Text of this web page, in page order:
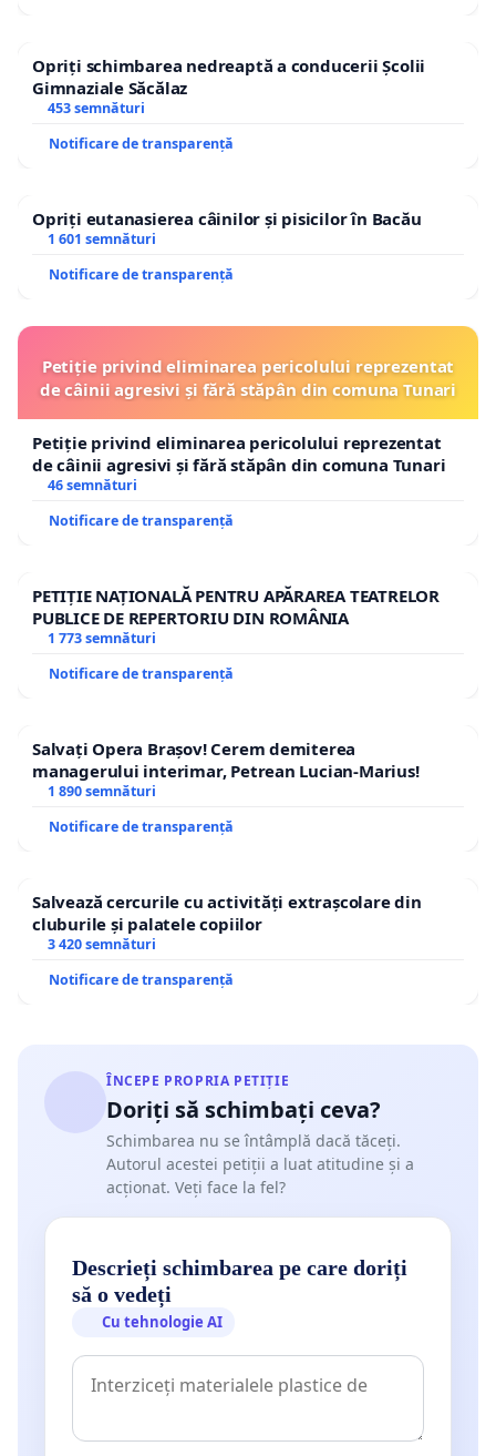
Opriți schimbarea nedreaptă a conducerii Școlii
Gimnaziale Săcălaz
453 semnături
Notificare de transparență
Opriți eutanasierea câinilor și pisicilor în Bacău
1 601 semnături
Notificare de transparență
Petiție privind eliminarea pericolului reprezentat
de câinii agresivi și fără stăpân din comuna Tunari
Petiție privind eliminarea pericolului reprezentat
de câinii agresivi și fără stăpân din comuna Tunari
46 semnături
Notificare de transparență
PETIȚIE NAȚIONALĂ PENTRU APĂRAREA TEATRELOR
PUBLICE DE REPERTORIU DIN ROMÂNIA
1 773 semnături
Notificare de transparență
Salvați Opera Brașov! Cerem demiterea
managerului interimar, Petrean Lucian-Marius!
1 890 semnături
Notificare de transparență
Salvează cercurile cu activități extrașcolare din
cluburile și palatele copiilor
3 420 semnături
Notificare de transparență
ÎNCEPE PROPRIA PETIȚIE
Doriți să schimbați ceva?
Schimbarea nu se întâmplă dacă tăceți.
Autorul acestei petiții a luat atitudine și a
acționat. Veți face la fel?
Descrieți schimbarea pe care doriți
să o vedeți
Cu tehnologie AI